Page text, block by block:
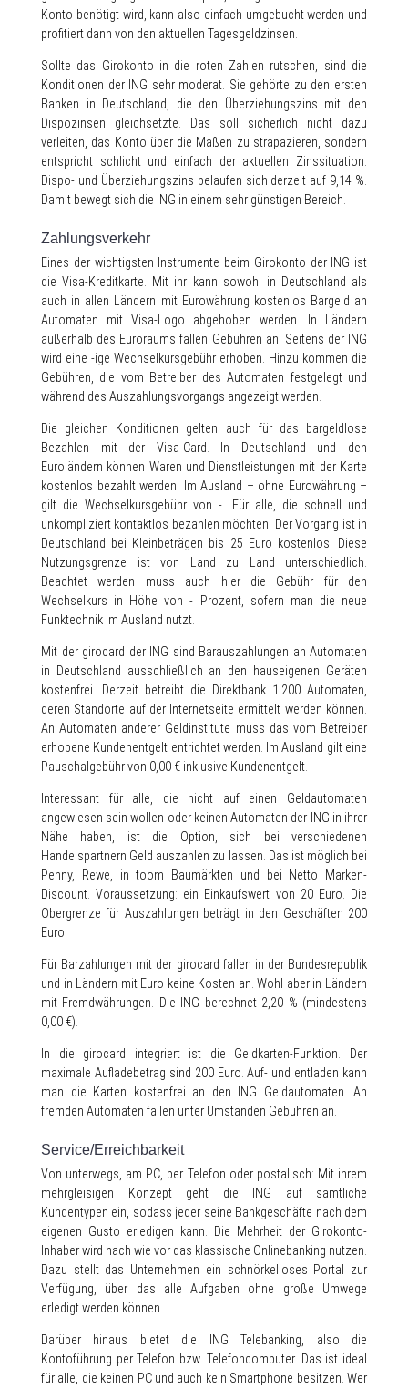
Konto benötigt wird, kann also einfach umgebucht werden und
profitiert dann von den aktuellen Tagesgeldzinsen.
Sollte das Girokonto in die roten Zahlen rutschen, sind die
Konditionen der ING sehr moderat. Sie gehörte zu den ersten
Banken in Deutschland, die den Überziehungszins mit den
Dispozinsen gleichsetzte. Das soll sicherlich nicht dazu
verleiten, das Konto über die Maßen zu strapazieren, sondern
entspricht schlicht und einfach der aktuellen Zinssituation.
Dispo- und Überziehungszins belaufen sich derzeit auf 9,14 %.
Damit bewegt sich die ING in einem sehr günstigen Bereich.
Zahlungsverkehr
Eines der wichtigsten Instrumente beim Girokonto der ING ist
die Visa-Kreditkarte. Mit ihr kann sowohl in Deutschland als
auch in allen Ländern mit Eurowährung kostenlos Bargeld an
Automaten mit Visa-Logo abgehoben werden. In Ländern
außerhalb des Euroraums fallen Gebühren an. Seitens der ING
wird eine -ige Wechselkursgebühr erhoben. Hinzu kommen die
Gebühren, die vom Betreiber des Automaten festgelegt und
während des Auszahlungsvorgangs angezeigt werden.
Die gleichen Konditionen gelten auch für das bargeldlose
Bezahlen mit der Visa-Card. In Deutschland und den
Euroländern können Waren und Dienstleistungen mit der Karte
kostenlos bezahlt werden. Im Ausland – ohne Eurowährung –
gilt die Wechselkursgebühr von -. Für alle, die schnell und
unkompliziert kontaktlos bezahlen möchten: Der Vorgang ist in
Deutschland bei Kleinbeträgen bis 25 Euro kostenlos. Diese
Nutzungsgrenze ist von Land zu Land unterschiedlich.
Beachtet werden muss auch hier die Gebühr für den
Wechselkurs in Höhe von - Prozent, sofern man die neue
Funktechnik im Ausland nutzt.
Mit der girocard der ING sind Barauszahlungen an Automaten
in Deutschland ausschließlich an den hauseigenen Geräten
kostenfrei. Derzeit betreibt die Direktbank 1.200 Automaten,
deren Standorte auf der Internetseite ermittelt werden können.
An Automaten anderer Geldinstitute muss das vom Betreiber
erhobene Kundenentgelt entrichtet werden. Im Ausland gilt eine
Pauschalgebühr von 0,00 € inklusive Kundenentgelt.
Interessant für alle, die nicht auf einen Geldautomaten
angewiesen sein wollen oder keinen Automaten der ING in ihrer
Nähe haben, ist die Option, sich bei verschiedenen
Handelspartnern Geld auszahlen zu lassen. Das ist möglich bei
Penny, Rewe, in toom Baumärkten und bei Netto Marken-
Discount. Voraussetzung: ein Einkaufswert von 20 Euro. Die
Obergrenze für Auszahlungen beträgt in den Geschäften 200
Euro.
Für Barzahlungen mit der girocard fallen in der Bundesrepublik
und in Ländern mit Euro keine Kosten an. Wohl aber in Ländern
mit Fremdwährungen. Die ING berechnet 2,20 % (mindestens
0,00 €).
In die girocard integriert ist die Geldkarten-Funktion. Der
maximale Aufladebetrag sind 200 Euro. Auf- und entladen kann
man die Karten kostenfrei an den ING Geldautomaten. An
fremden Automaten fallen unter Umständen Gebühren an.
Service/Erreichbarkeit
Von unterwegs, am PC, per Telefon oder postalisch: Mit ihrem
mehrgleisigen Konzept geht die ING auf sämtliche
Kundentypen ein, sodass jeder seine Bankgeschäfte nach dem
eigenen Gusto erledigen kann. Die Mehrheit der Girokonto-
Inhaber wird nach wie vor das klassische Onlinebanking nutzen.
Dazu stellt das Unternehmen ein schnörkelloses Portal zur
Verfügung, über das alle Aufgaben ohne große Umwege
erledigt werden können.
Darüber hinaus bietet die ING Telebanking, also die
Kontoführung per Telefon bzw. Telefoncomputer. Das ist ideal
für alle, die keinen PC und auch kein Smartphone besitzen. Wer